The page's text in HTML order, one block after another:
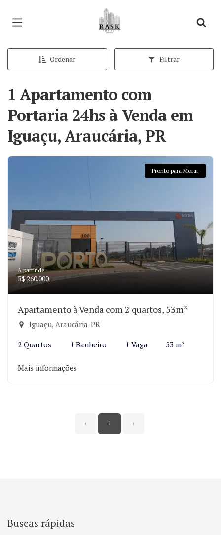
Página inicial
Ordenar Filtrar
1 Apartamento com
Portaria 24hs à Venda em
Iguaçu, Araucária, PR
Pronto para Morar
A partir de:
R$ 260.000
Apartamento à Venda com 2 quartos, 53m²
Iguaçu, Araucária-PR
2 Quartos 1 Banheiro 1 Vaga 53 m²
Mais informações
‹ 1 ›
Buscas rápidas